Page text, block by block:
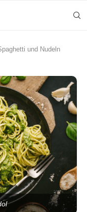
und Nudeln